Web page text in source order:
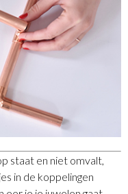
staat en niet omvalt,
in de koppelingen